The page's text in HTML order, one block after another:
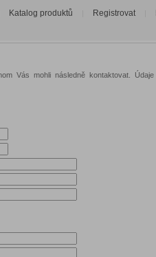
Katalog produktů Registrovat
Vás mohli následně kontaktovat. Údaje